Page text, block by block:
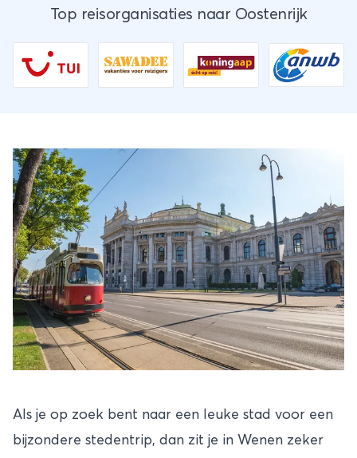
Top reisorganisaties naar Oostenrijk
Als je op zoek bent naar een leuke stad voor een
bijzondere stedentrip, dan zit je in Wenen zeker